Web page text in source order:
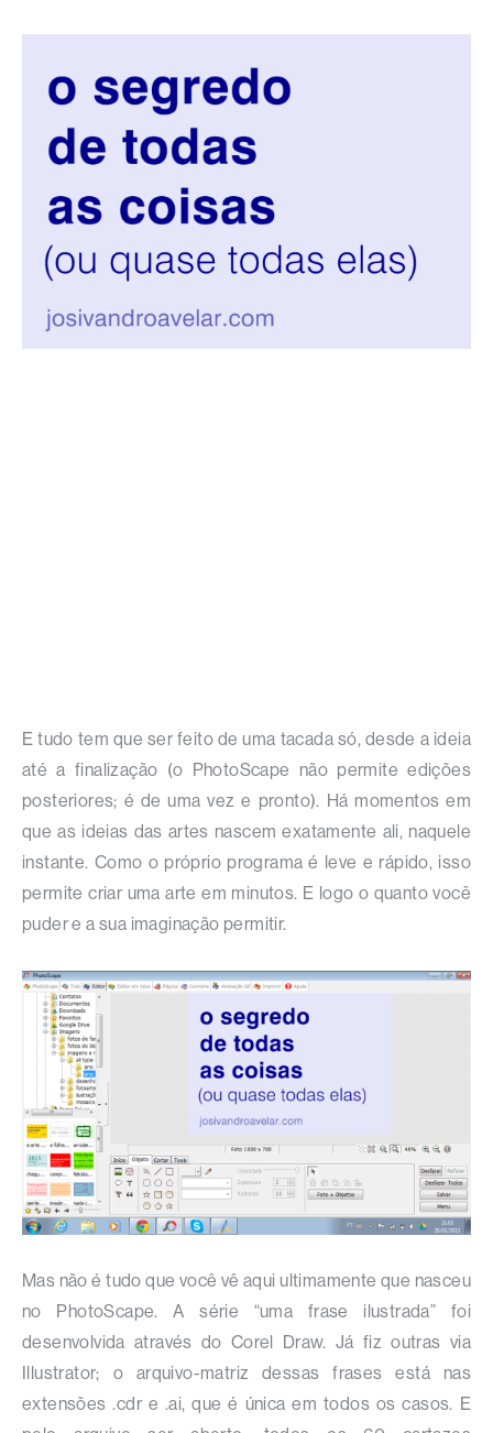
E tudo tem que ser feito de uma tacada só, desde a ideia
até a finalização (o PhotoScape não permite edições
posteriores; é de uma vez e pronto). Há momentos em
que as ideias das artes nascem exatamente ali, naquele
instante. Como o próprio programa é leve e rápido, isso
permite criar uma arte em minutos. E logo o quanto você
puder e a sua imaginação permitir.
Mas não é tudo que você vê aqui ultimamente que nasceu
no PhotoScape. A série “uma frase ilustrada” foi
desenvolvida através do Corel Draw. Já fiz outras via
Illustrator; o arquivo-matriz dessas frases está nas
extensões .cdr e .ai, que é única em todos os casos. E